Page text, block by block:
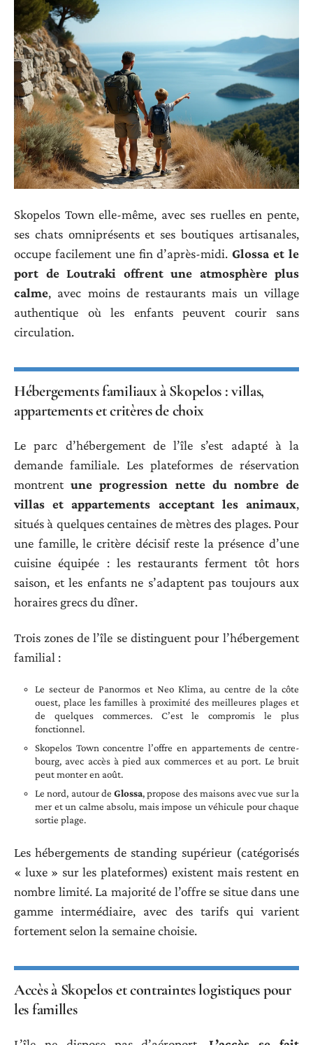
Skopelos Town elle-même, avec ses ruelles en pente,
ses chats omniprésents et ses boutiques artisanales,
occupe facilement une fin d’après-midi.Glossa et le
port de Loutraki offrent une atmosphère plus
calme, avec moins de restaurants mais un village
authentique où les enfants peuvent courir sans
circulation.
Hébergements familiaux à Skopelos : villas,
appartements et critères de choix
Le parc d’hébergement de l’île s’est adapté à la
demande familiale. Les plateformes de réservation
montrentune progression nette du nombre de
villas et appartements acceptant les animaux,
situés à quelques centaines de mètres des plages. Pour
une famille, le critère décisif reste la présence d’une
cuisine équipée : les restaurants ferment tôt hors
saison, et les enfants ne s’adaptent pas toujours aux
horaires grecs du dîner.
Trois zones de l’île se distinguent pour l’hébergement
familial :
Le secteur de Panormos et Neo Klima, au centre de la côte
ouest, place les familles à proximité des meilleures plages et
de quelques commerces. C’est le compromis le plus
fonctionnel.
Skopelos Town concentre l’offre en appartements de centre-
bourg, avec accès à pied aux commerces et au port. Le bruit
peut monter en août.
Le nord, autour deGlossa, propose des maisons avec vue sur la
mer et un calme absolu, mais impose un véhicule pour chaque
sortie plage.
Les hébergements de standing supérieur (catégorisés
« luxe » sur les plateformes) existent mais restent en
nombre limité. La majorité de l’offre se situe dans une
gamme intermédiaire, avec des tarifs qui varient
fortement selon la semaine choisie.
Accès à Skopelos et contraintes logistiques pour
les familles